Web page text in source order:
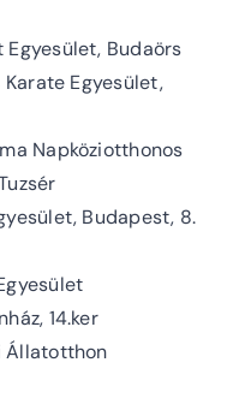
Budaörs
Karate Egyesület,
Napköziotthonos
Budapest, 8.
14.ker
Állatotthon